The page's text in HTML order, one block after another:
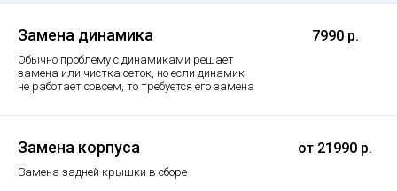
Замена динамика
Обычно проблему с динамиками решает
замена или чистка сеток, но если динамик
не работает совсем, то требуется его замена
7990 р.
Замена корпуса
Замена задней крышки в сборе
от 21990 р.